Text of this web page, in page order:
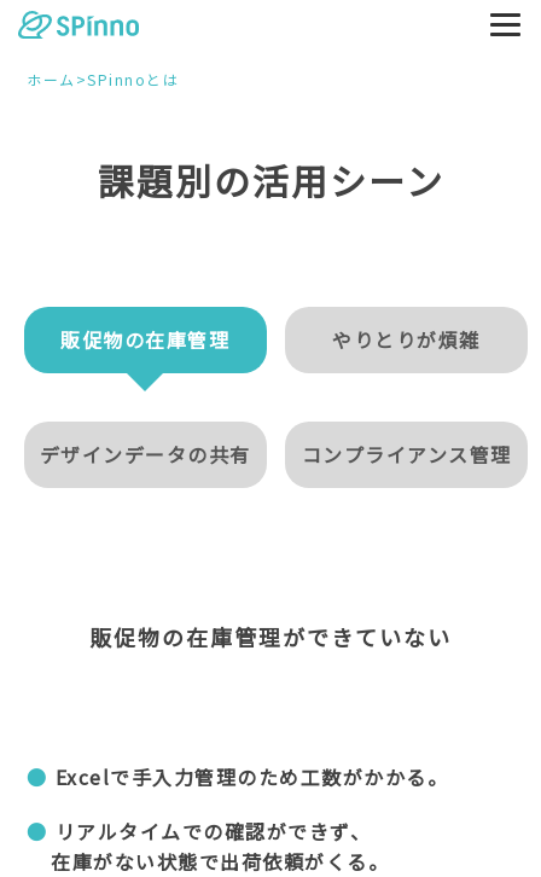
ホーム >SPinnoとは
課題別の活用シーン
販促物の在庫管理 やりとりが煩雑
デザインデータの共有 コンプライアンス管理
販促物の在庫管理ができていない
Excelで手入力管理のため工数がかかる。
リアルタイムでの確認ができず、
在庫がない状態で出荷依頼がくる。